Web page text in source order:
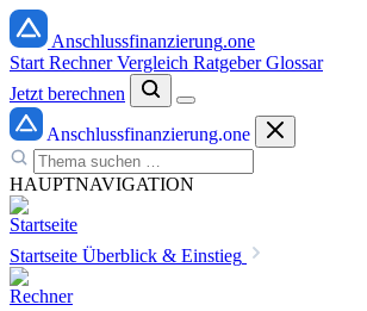
Anschlussfinanzierung.one
Start RechnerVergleich RatgeberGlossar
Jetzt berechnen
Anschlussfinanzierung.one
HAUPTNAVIGATION
Startseite Überblick & Einstieg